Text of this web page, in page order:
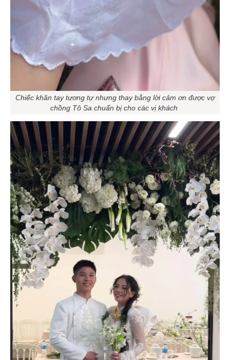
Chiếc khăn tay tương tự nhưng thay bằng lời cảm ơn được vợ
chồng Tô Sa chuẩn bị cho các vị khách